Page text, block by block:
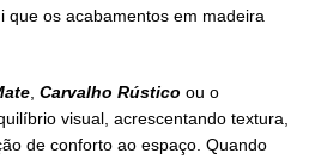
que os acabamentos em madeira
Carvalho Rústico ou o
visual, acrescentando textura,
de conforto ao espaço. Quando